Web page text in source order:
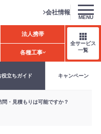
会社情報
MENU
法人携帯
各種工事
全サービス
一覧
役立ちガイド キャンペーン
問・見積もりは可能ですか？